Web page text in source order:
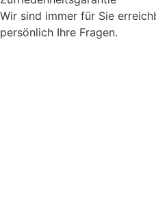
Wir sind immer für Sie
persönlich Ihre Fragen.